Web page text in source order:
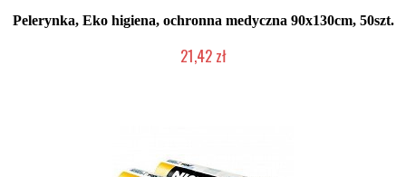
Pelerynka, Eko higiena, ochronna medyczna 90x130cm, 50szt.
21,42 zł